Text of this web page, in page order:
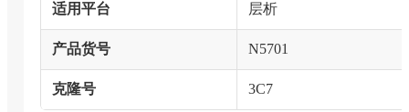
适用平台 层析
产品货号 N5701
克隆号 3C7